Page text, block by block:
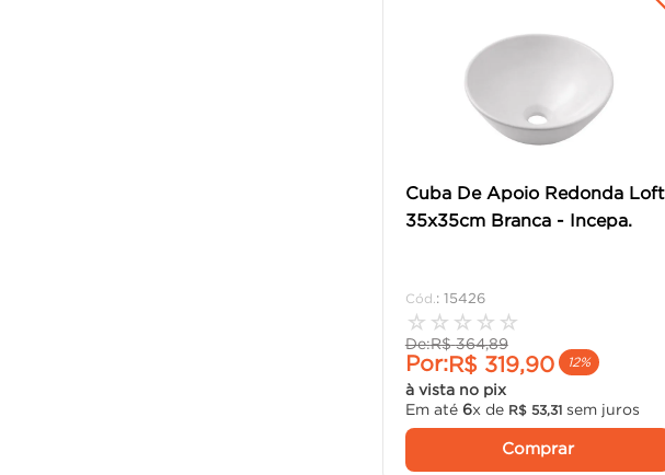
Cuba De Apoio Redonda Loft
35x35cm Branca - Incepa.
: 15426
☆ ☆ ☆ ☆ ☆
De:R$ 364,89
Por:R$ 319,90 12%
à vista no pix
Em até 6x de R$ 53, 31sem juros
Comprar